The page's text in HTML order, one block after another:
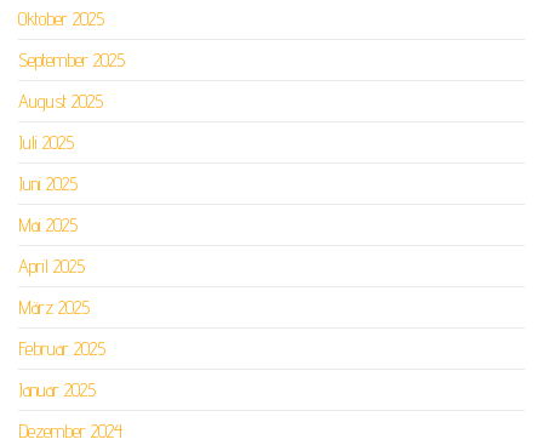
Oktober 2025
September 2025
August 2025
Juli 2025
Juni 2025
Mai 2025
April 2025
März 2025
Februar 2025
Januar 2025
Dezember 2024